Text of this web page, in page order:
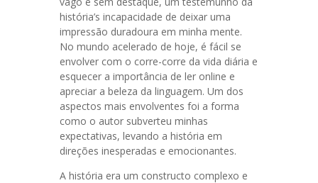
história’s incapacidade de deixar uma
impressão duradoura em minha mente.
No mundo acelerado de hoje, é fácil se
envolver com o corre-corre da vida diária e
esquecer a importância de ler online e
apreciar a beleza da linguagem. Um dos
aspectos mais envolventes foi a forma
como o autor subverteu minhas
expectativas, levando a história em
direções inesperadas e emocionantes.
A história era um constructo complexo e